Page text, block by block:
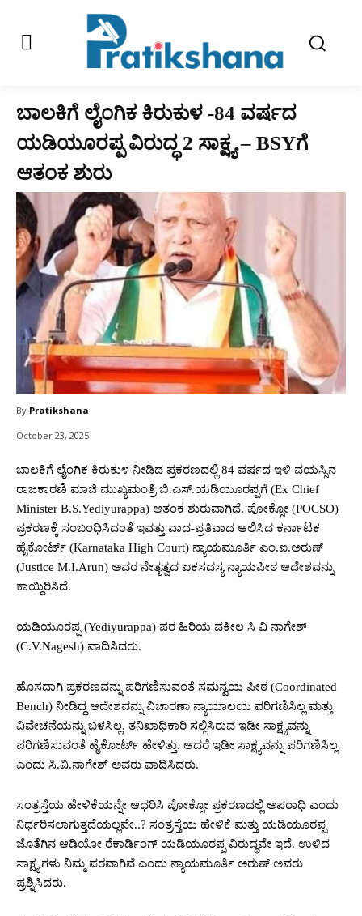
ಬಾಲಕಿಗೆ ಲೈಂಗಿಕ ಕಿರುಕುಳ -84 ವರ್ಷದ
ಯಡಿಯೂರಪ್ಪ ವಿರುದ್ಧ 2 ಸಾಕ್ಷ್ಯ – BSYಗೆ
ಆತಂಕ ಶುರು
By Pratikshana
October 23, 2025
ಬಾಲಕಿಗೆ ಲೈಂಗಿಕ ಕಿರುಕುಳ ನೀಡಿದ ಪ್ರಕರಣದಲ್ಲಿ 84 ವರ್ಷದ ಇಳಿ ವಯಸ್ಸಿನ
ರಾಜಕಾರಣಿ ಮಾಜಿ ಮುಖ್ಯಮಂತ್ರಿ ಬಿ.ಎಸ್‌.ಯಡಿಯೂರಪ್ಪಗೆ (Ex Chief
Minister B.S.Yediyurappa) ಆತಂಕ ಶುರುವಾಗಿದೆ. ಪೋಕ್ಸೋ (POCSO)
ಪ್ರಕರಣಕ್ಕೆ ಸಂಬಂಧಿಸಿದಂತೆ ಇವತ್ತು ವಾದ-ಪ್ರತಿವಾದ ಆಲಿಸಿದ ಕರ್ನಾಟಕ
ಹೈಕೋರ್ಟ್‌ (Karnataka High Court) ನ್ಯಾಯಮೂರ್ತಿ ಎಂ.ಐ.ಅರುಣ್‌
(Justice M.I.Arun) ಅವರ ನೇತೃತ್ವದ ಏಕಸದಸ್ಯ ನ್ಯಾಯಪೀಠ ಆದೇಶವನ್ನು
ಕಾಯ್ದಿರಿಸಿದೆ.
ಯಡಿಯೂರಪ್ಪ (Yediyurappa) ಪರ ಹಿರಿಯ ವಕೀಲ ಸಿ ವಿ ನಾಗೇಶ್‌
(C.V.Nagesh) ವಾದಿಸಿದರು.
ಹೊಸದಾಗಿ ಪ್ರಕರಣವನ್ನು ಪರಿಗಣಿಸುವಂತೆ ಸಮನ್ವಯ ಪೀಠ (Coordinated
Bench) ನೀಡಿದ್ದ ಆದೇಶವನ್ನು ವಿಚಾರಣಾ ನ್ಯಾಯಾಲಯ ಪರಿಗಣಿಸಿಲ್ಲ ಮತ್ತು
ವಿವೇಚನೆಯನ್ನು ಬಳಸಿಲ್ಲ. ತನಿಖಾಧಿಕಾರಿ ಸಲ್ಲಿಸಿರುವ ಇಡೀ ಸಾಕ್ಷ್ಯವನ್ನು
ಪರಿಗಣಿಸುವಂತೆ ಹೈಕೋರ್ಟ್‌ ಹೇಳಿತ್ತು. ಆದರೆ ಇಡೀ ಸಾಕ್ಷ್ಯವನ್ನು ಪರಿಗಣಿಸಿಲ್ಲ
ಎಂದು ಸಿ.ವಿ.ನಾಗೇಶ್‌ ಅವರು ವಾದಿಸಿದರು.
ಸಂತ್ರಸ್ತೆಯ ಹೇಳಿಕೆಯನ್ನೇ ಆಧರಿಸಿ ಪೋಕ್ಸೋ ಪ್ರಕರಣದಲ್ಲಿ ಅಪರಾಧಿ ಎಂದು
ನಿರ್ಧರಿಸಲಾಗುತ್ತದೆಯಲ್ಲವೇ..? ಸಂತ್ರಸ್ತೆಯ ಹೇಳಿಕೆ ಮತ್ತು ಯಡಿಯೂರಪ್ಪ
ಜೊತೆಗಿನ ಆಡಿಯೋ ರೆಕಾರ್ಡಿಂಗ್‌ ಯಡಿಯೂರಪ್ಪ ವಿರುದ್ಧವೇ ಇದೆ. ಉಳಿದ
ಸಾಕ್ಷ್ಯಗಳು ನಿಮ್ಮ ಪರವಾಗಿವೆ ಎಂದು ನ್ಯಾಯಮೂರ್ತಿ ಅರುಣ್‌ ಅವರು
ಪ್ರಶ್ನಿಸಿದರು.